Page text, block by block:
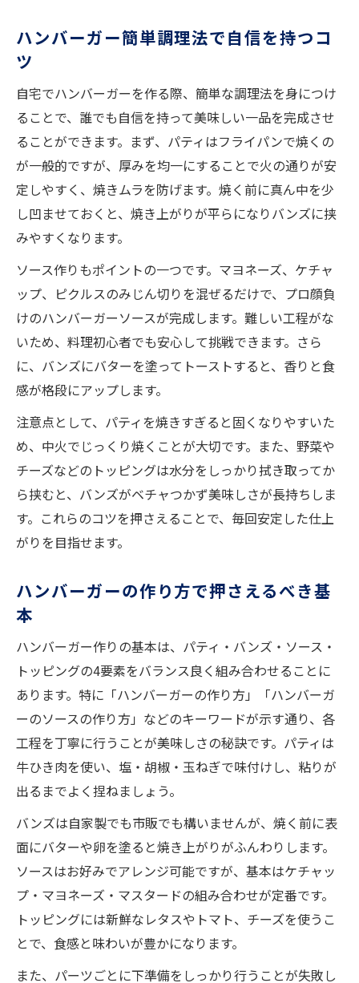
ハンバーガー簡単調理法で自信を持つコ
ツ
自宅でハンバーガーを作る際、簡単な調理法を身につけ
ることで、誰でも自信を持って美味しい一品を完成させ
ることができます。まず、パティはフライパンで焼くの
が一般的ですが、厚みを均一にすることで火の通りが安
定しやすく、焼きムラを防げます。焼く前に真ん中を少
し凹ませておくと、焼き上がりが平らになりバンズに挟
みやすくなります。
ソース作りもポイントの一つです。マヨネーズ、ケチャ
ップ、ピクルスのみじん切りを混ぜるだけで、プロ顔負
けのハンバーガーソースが完成します。難しい工程がな
いため、料理初心者でも安心して挑戦できます。さら
に、バンズにバターを塗ってトーストすると、香りと食
感が格段にアップします。
注意点として、パティを焼きすぎると固くなりやすいた
め、中火でじっくり焼くことが大切です。また、野菜や
チーズなどのトッピングは水分をしっかり拭き取ってか
ら挟むと、バンズがベチャつかず美味しさが長持ちしま
す。これらのコツを押さえることで、毎回安定した仕上
がりを目指せます。
ハンバーガーの作り方で押さえるべき基
本
ハンバーガー作りの基本は、パティ・バンズ・ソース・
トッピングの4要素をバランス良く組み合わせることに
あります。特に「ハンバーガーの作り方」「ハンバーガ
ーのソースの作り方」などのキーワードが示す通り、各
工程を丁寧に行うことが美味しさの秘訣です。パティは
牛ひき肉を使い、塩・胡椒・玉ねぎで味付けし、粘りが
出るまでよく捏ねましょう。
バンズは自家製でも市販でも構いませんが、焼く前に表
面にバターや卵を塗ると焼き上がりがふんわりします。
ソースはお好みでアレンジ可能ですが、基本はケチャッ
プ・マヨネーズ・マスタードの組み合わせが定番です。
トッピングには新鮮なレタスやトマト、チーズを使うこ
とで、食感と味わいが豊かになります。
また、パーツごとに下準備をしっかり行うことが失敗し